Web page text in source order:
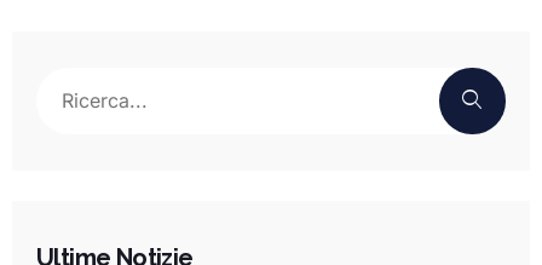
Ultime Notizie